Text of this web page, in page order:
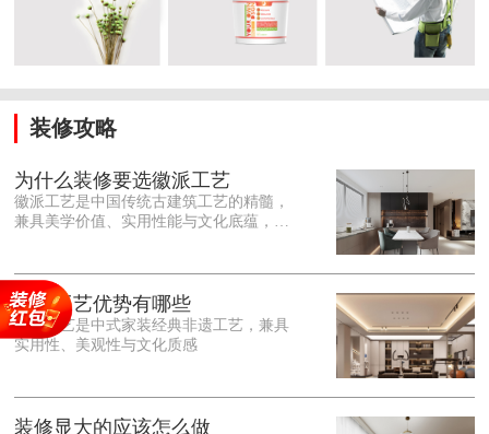
装修攻略
为什么装修要选徽派工艺
徽派工艺是中国传统古建筑工艺的精髓，
兼具美学价值、实用性能与文化底蕴，优
雕细琢的砖、木、石雕为特色，线条古朴
大气，意境悠远，自带东方中式雅致韵
味，耐看且不易过时。<o:p></o:p> 在工
艺品质上，徽派工艺遵循古法匠心工序，
保耐用，抗风化、耐腐蚀，使用
徽派工艺优势有哪些
徽派工艺是中式家装经典非遗工艺，兼具
实用性、美观性与文化质感
装修显大的应该怎么做